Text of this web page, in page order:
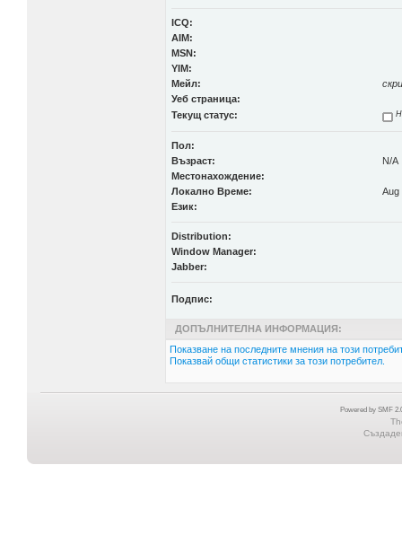
ICQ:
AIM:
MSN:
YIM:
Мейл:
Уеб страница:
Текущ статус:
Пол:
Възраст:
N/A
Местонахождение:
Локално Време:
Aug
Език:
Distribution:
Window Manager:
Jabber:
Подпис:
ДОПЪЛНИТЕЛНА ИНФОРМАЦИЯ:
Показване на последните мнения на този
Показвай общи статистики за този потребител.
Powered by SMF